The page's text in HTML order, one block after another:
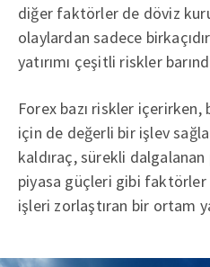
diğer faktörler de döviz
olaylardan sadece
yatırımı çeşitli riskler
Forex bazı riskler içerirken,
için de değerli bir işlev
kaldıraç, sürekli
piyasa güçleri gibi faktörler
işleri zorlaştıran bir ortam